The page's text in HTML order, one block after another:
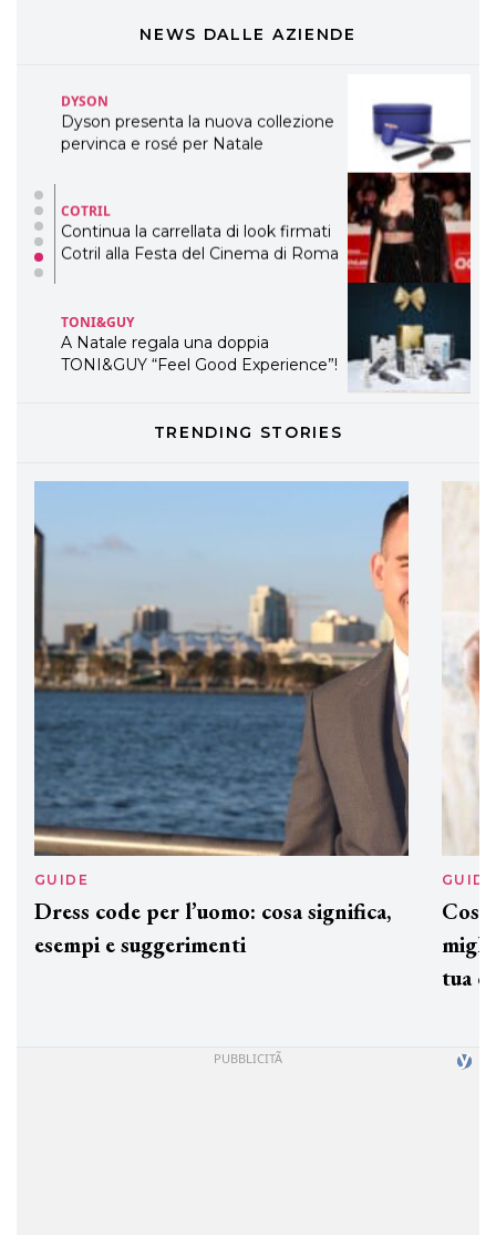
NEWS DALLE AZIENDE
WELLNESS CONGRESS 2022: I
DYSON
Dyson presenta la nuova collezione
pervinca e rosé per Natale
COTRIL
Continua la carrellata di look firmati
Cotril alla Festa del Cinema di Roma
TONI&GUY
A Natale regala una doppia
TONI&GUY “Feel Good Experience”!
LABEL.M lancia la sua innovativa ed
professionali
TRENDING STORIES
GUIDE
Dress code per l’uomo: cosa significa,
esempi e suggerimenti
GUIDE
tua